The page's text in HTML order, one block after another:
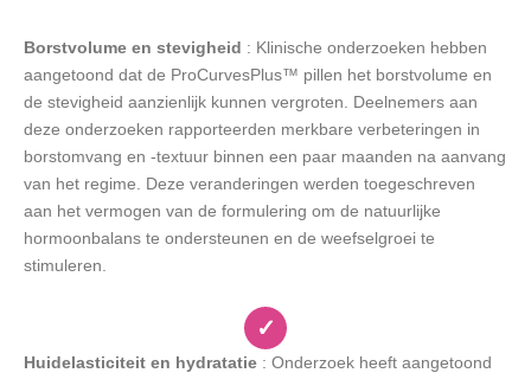
Borstvolume en stevigheid : Klinische onderzoeken hebben
aangetoond dat de ProCurvesPlus™ pillen het borstvolume en
de stevigheid aanzienlijk kunnen vergroten. Deelnemers aan
deze onderzoeken rapporteerden merkbare verbeteringen in
borstomvang en -textuur binnen een paar maanden na aanvang
van het regime. Deze veranderingen werden toegeschreven
aan het vermogen van de formulering om de natuurlijke
hormoonbalans te ondersteunen en de weefselgroei te
stimuleren.
✓
Huidelasticiteit en hydratatie : Onderzoek heeft aangetoond